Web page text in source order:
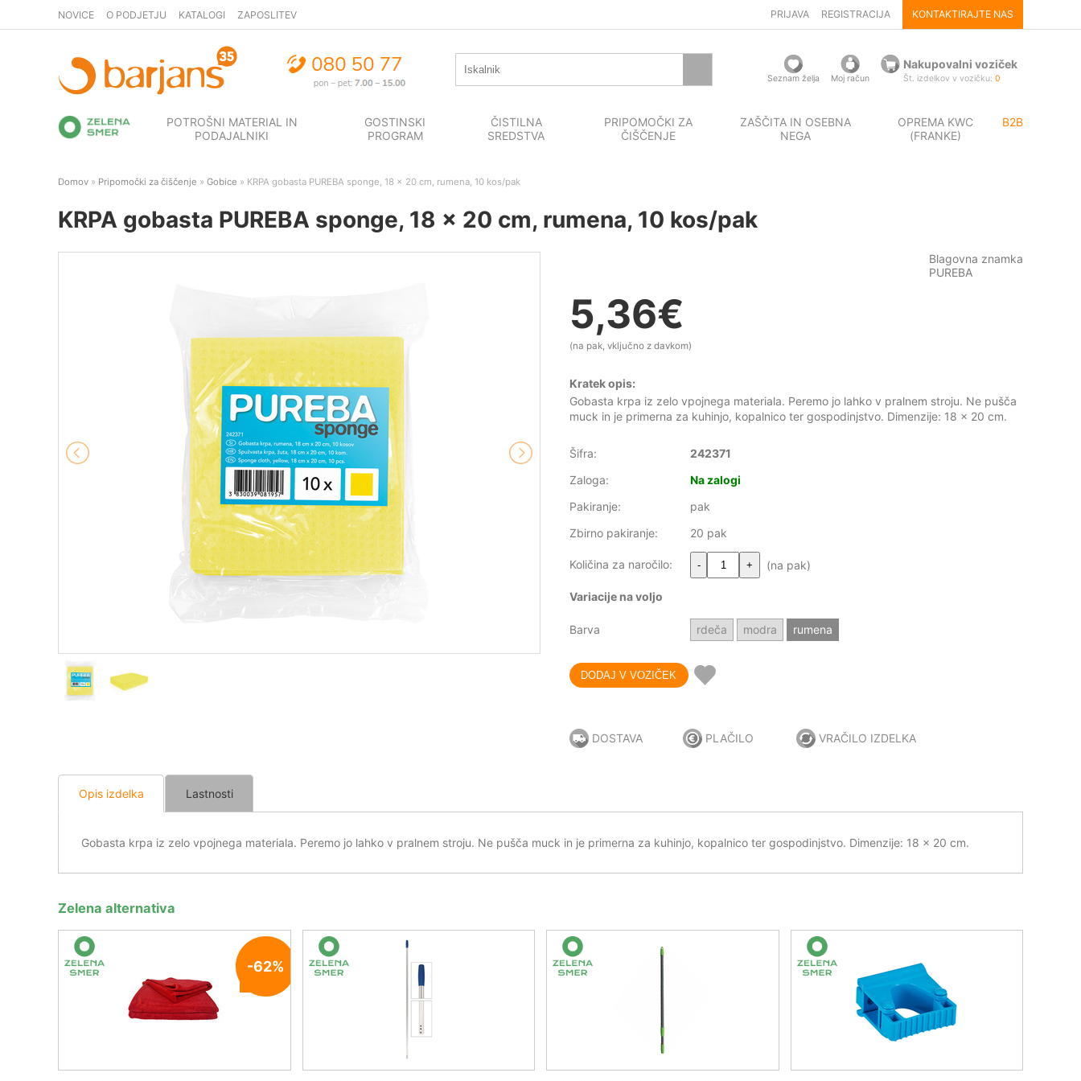
NOVICE O PODJETJU KATALOGI ZAPOSLITEV PRIJAVA REGISTRACIJA KONTAKTIRAJTE NAS
Seznam želja Moj račun
Nakupovalni voziček
Št. izdelkov v vozičku: 0
POTROŠNI MATERIAL IN
PODAJALNIKI
GOSTINSKI
PROGRAM
ČISTILNA
SREDSTVA
PRIPOMOČKI ZA
ČIŠČENJE
ZAŠČITA IN OSEBNA
NEGA
OPREMA KWC
(FRANKE)
B2B
Domov » Pripomočki za čiščenje » Gobice » KRPA gobasta PUREBA sponge, 18 x 20 cm, rumena, 10 kos/pak
KRPA gobasta PUREBA sponge, 18 x 20 cm, rumena, 10 kos/pak
Blagovna znamka
PUREBA
5,36€
(na pak, vključno z davkom)
Kratek opis:
Gobasta krpa iz zelo vpojnega materiala. Peremo jo lahko v pralnem stroju. Ne pušča
muck in je primerna za kuhinjo, kopalnico ter gospodinjstvo. Dimenzije: 18 x 20 cm.
Šifra:
242371
Zaloga:
Na zalogi
Pakiranje:
pak
Zbirno pakiranje:
20 pak
Količina za naročilo: - + (na pak)
Variacije na voljo
Barva rdeča modra rumena
DOSTAVA PLAČILO VRAČILO IZDELKA
Opis izdelka Lastnosti
Gobasta krpa iz zelo vpojnega materiala. Peremo jo lahko v pralnem stroju. Ne pušča muck in je primerna za kuhinjo, kopalnico ter gospodinjstvo. Dimenzije: 18 x 20 cm.
Zelena alternativa
-62%